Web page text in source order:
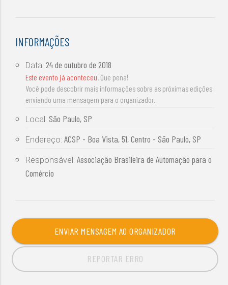
INFORMAÇÕES
Data:24 de outubro de 2018
Este evento já aconteceu. Que pena!
Você pode descobrir mais informações sobre as próximas edições
enviando uma mensagem para o organizador.
Local: São Paulo, SP
Endereço:ACSP - Boa Vista, 51, Centro - São Paulo, SP
Responsável:Associação Brasileira de Automação para o
Comércio
ENVIAR MENSAGEM AO ORGANIZADOR
REPORTAR ERRO